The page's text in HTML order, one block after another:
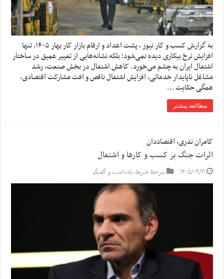
به گزارش کسب و کار نیوز ، پشت اعداد و ارقام بازار کار بهار ۱۴۰۵، تنها
افزایش نرخ بیکاری دیده نمی‌شود؛ بلکه نشانه‌هایی از تغییر عمیق در ساختار
اشتغال ایران به چشم می‌خورد. کاهش اشتغال در بخش صنعت، رشد
مشاغل ناپایدار خدماتی، افزایش اشتغال ناقص و افت مشارکت اقتصادی،
همگی حکایت …
مطالعه بیشتر
کامران ندری، اقتصاددان
اثرات جنگ بر کسب و کارها و اشتغال
۱۴۰۵/۰۳/۱۱ سرخط خبرها,یادداشت و گفتگو